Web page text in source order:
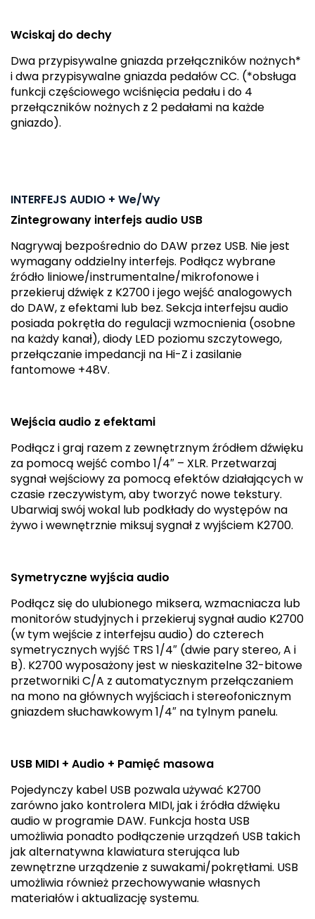
Wciskaj do dechy
Dwa przypisywalne gniazda przełączników nożnych*
i dwa przypisywalne gniazda pedałów CC. (*obsługa
funkcji częściowego wciśnięcia pedału i do 4
przełączników nożnych z 2 pedałami na każde
gniazdo).
INTERFEJS AUDIO + We/Wy
Zintegrowany interfejs audio USB
Nagrywaj bezpośrednio do DAW przez USB. Nie jest
wymagany oddzielny interfejs. Podłącz wybrane
źródło liniowe/instrumentalne/mikrofonowe i
przekieruj dźwięk z K2700 i jego wejść analogowych
do DAW, z efektami lub bez. Sekcja interfejsu audio
posiada pokrętła do regulacji wzmocnienia (osobne
na każdy kanał), diody LED poziomu szczytowego,
przełączanie impedancji na Hi-Z i zasilanie
fantomowe +48V.
Wejścia audio z efektami
Podłącz i graj razem z zewnętrznym źródłem dźwięku
za pomocą wejść combo 1/4″ – XLR. Przetwarzaj
sygnał wejściowy za pomocą efektów działających w
czasie rzeczywistym, aby tworzyć nowe tekstury.
Ubarwiaj swój wokal lub podkłady do występów na
żywo i wewnętrznie miksuj sygnał z wyjściem K2700.
Symetryczne wyjścia audio
Podłącz się do ulubionego miksera, wzmacniacza lub
monitorów studyjnych i przekieruj sygnał audio K2700
(w tym wejście z interfejsu audio) do czterech
symetrycznych wyjść TRS 1/4″ (dwie pary stereo, A i
B). K2700 wyposażony jest w nieskazitelne 32-bitowe
przetworniki C/A z automatycznym przełączaniem
na mono na głównych wyjściach i stereofonicznym
gniazdem słuchawkowym 1/4″ na tylnym panelu.
USB MIDI + Audio + Pamięć masowa
Pojedynczy kabel USB pozwala używać K2700
zarówno jako kontrolera MIDI, jak i źródła dźwięku
audio w programie DAW. Funkcja hosta USB
umożliwia ponadto podłączenie urządzeń USB takich
jak alternatywna klawiatura sterująca lub
zewnętrzne urządzenie z suwakami/pokrętłami. USB
umożliwia również przechowywanie własnych
materiałów i aktualizację systemu.